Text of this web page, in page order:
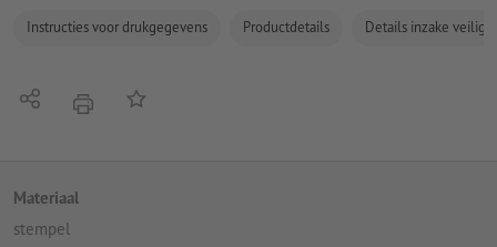
Instructies voor drukgegevens Productdetails Details inzake
Delen afdrukkenOp de lijst
Materiaal
stempel